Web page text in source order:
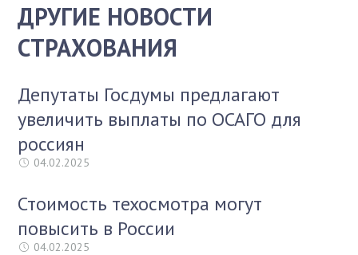
ДРУГИЕ НОВОСТИ
СТРАХОВАНИЯ
Депутаты Госдумы предлагают
увеличить выплаты по ОСАГО для
россиян
04.02.2025
Стоимость техосмотра могут
повысить в России
04.02.2025